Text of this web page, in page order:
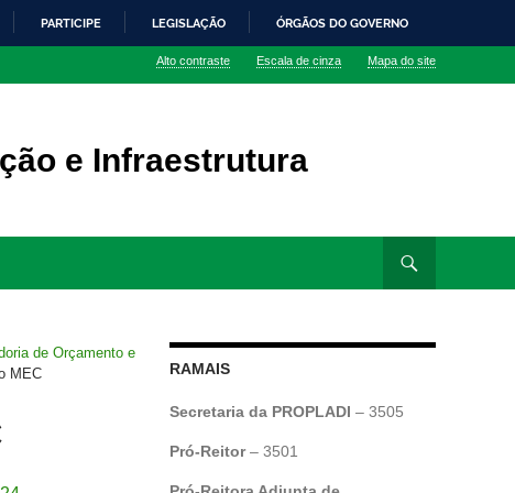
PARTICIPE LEGISLAÇÃO ÓRGÃOS DO GOVERNO
Alto contraste Escala de cinza Mapa do site
e Infraestrutura
de Orçamento e
MEC RAMAIS
Secretaria da PROPLADI – 3505
Pró-Reitor– 3501